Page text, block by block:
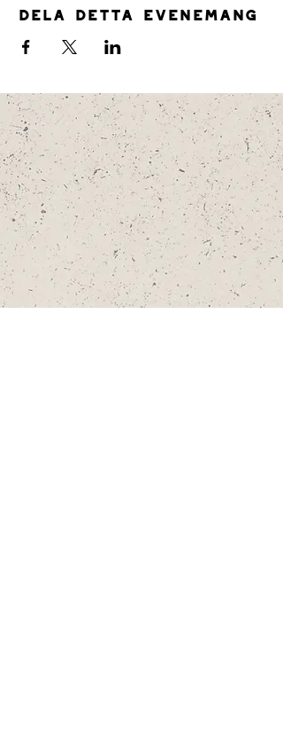
Dela detta evenemang
SNÄLLFÄLL